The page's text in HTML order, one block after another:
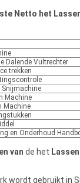
Netto het
Dalende Vultrechter
trekken
Snijmachine
Machine
Machine
en Onderhoud
van de het
wordt gebruikt in